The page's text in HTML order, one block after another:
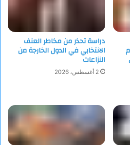
دراسة تحذر من مخاطر العنف
الانتخابي في الدول الخارجة من
النزاعات
2 أغسطس، 2026